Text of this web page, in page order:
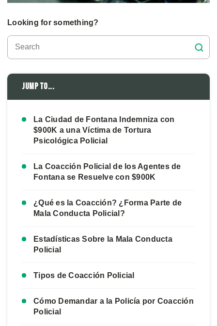
Looking for something?
Jump to...
La Ciudad de Fontana Indemniza con
$900K a una Víctima de Tortura
Psicológica Policial
La Coacción Policial de los Agentes de
Fontana se Resuelve con $900K
¿Qué es la Coacción? ¿Forma Parte de
Mala Conducta Policial?
Estadísticas Sobre la Mala Conducta
Policial
Tipos de Coacción Policial
Cómo Demandar a la Policía por Coacción
Policial